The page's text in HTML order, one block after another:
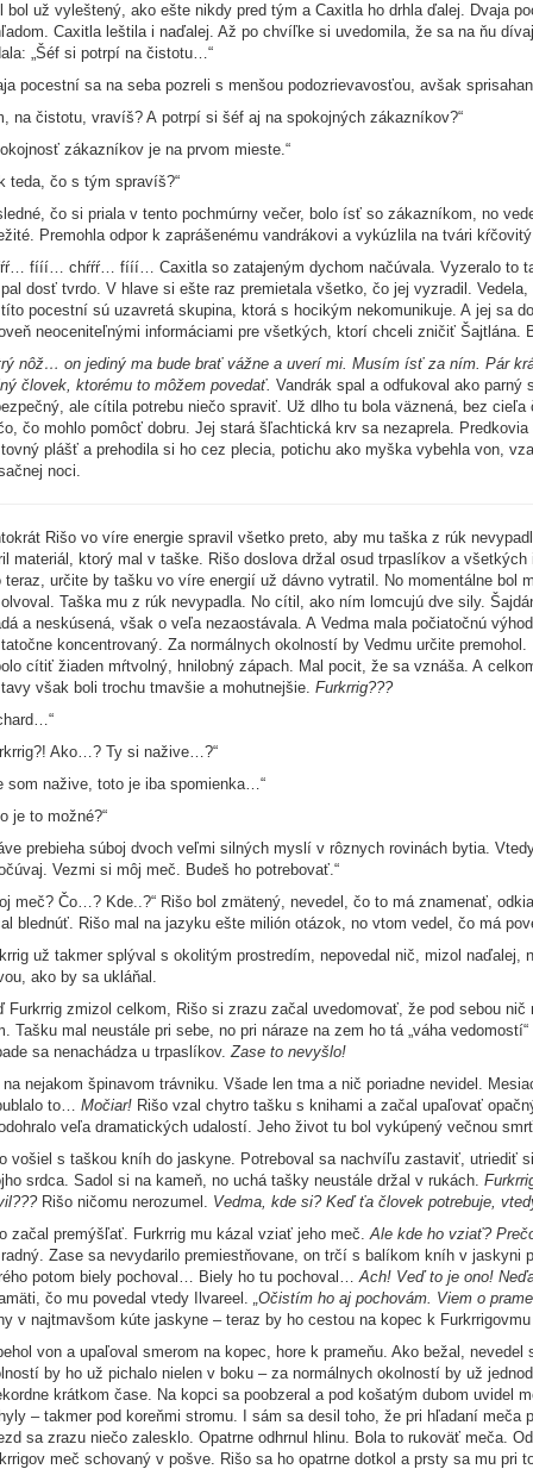
bol už vyleštený, ako ešte nikdy pred tým a Caxitla ho drhla ďalej. Dvaja
Caxitla leštila i naďalej. Až po chvíľke si uvedomila, že sa na ňu
„Šéf si potrpí na čistotu…“
pocestní sa na seba pozreli s menšou podozrievavosťou, avšak
na čistotu, vravíš? A potrpí si šéf aj na spokojných zákazníkov?“
zákazníkov je na prvom mieste.“
teda, čo s tým spravíš?“
čo si priala v tento pochmúrny večer, bolo ísť so zákazníkom, no
Premohla odpor k zaprášenému vandrákovi a vykúzlila na tvári
fííí… chŕŕŕ… fííí… Caxitla so zatajeným dychom načúvala. Vyzeralo to
dosť tvrdo. V hlave si ešte raz premietala všetko, čo jej vyzradil.
pocestní sú uzavretá skupina, ktorá s hocikým nekomunikuje. A jej sa
neoceniteľnými informáciami pre všetkých, ktorí chceli zničiť Šajtlána.
nôž… on jediný ma bude brať vážne a uverí mi. Musím ísť za ním. Pár
človek, ktorému to môžem povedať. Vandrák spal a odfukoval ako
ale cítila potrebu niečo spraviť. Už dlho tu bola väznená, bez
čo mohlo pomôcť dobru. Jej stará šľachtická krv sa nezaprela.
plášť a prehodila si ho cez plecia, potichu ako myška vybehla von,
noci.
Rišo vo víre energie spravil všetko preto, aby mu taška z rúk
materiál, ktorý mal v taške. Rišo doslova držal osud trpaslíkov a
teraz, určite by tašku vo víre energií už dávno vytratil. No momentálne
Taška mu z rúk nevypadla. No cítil, ako ním lomcujú dve sily.
a neskúsená, však o veľa nezaostávala. A Vedma mala počiatočnú
koncentrovaný. Za normálnych okolností by Vedmu určite
cítiť žiaden mŕtvolný, hnilobný zápach. Mal pocit, že sa vznáša. A
však boli trochu tmavšie a mohutnejšie. Furkrrig???
Ako…? Ty si nažive…?“
som nažive, toto je iba spomienka…“
je to možné?“
prebieha súboj dvoch veľmi silných myslí v rôznych rovinách bytia.
Vezmi si môj meč. Budeš ho potrebovať.“
meč? Čo…? Kde..?“ Rišo bol zmätený, nevedel, čo to má znamenať,
blednúť. Rišo mal na jazyku ešte milión otázok, no vtom vedel, čo má
už takmer splýval s okolitým prostredím, nepovedal nič, mizol
ako by sa ukláňal.
Furkrrig zmizol celkom, Rišo si zrazu začal uvedomovať, že pod sebou
Tašku mal neustále pri sebe, no pri náraze na zem ho tá „váha
sa nenachádza u trpaslíkov.Zase to nevyšlo!
na nejakom špinavom trávniku. Všade len tma a nič poriadne nevidel.
to… Močiar! Rišo vzal chytro tašku s knihami a začal upaľovať
veľa dramatických udalostí. Jeho život tu bol vykúpený večnou
vošiel s taškou kníh do jaskyne. Potreboval sa nachvíľu zastaviť, utriediť
srdca. Sadol si na kameň, no uchá tašky neustále držal v rukách.
Rišo ničomu nerozumel. Vedma, kde si? Keď ťa človek potrebuje,
začal premýšľať. Furkrrig mu kázal vziať jeho meč.Ale kde ho vziať?
Zase sa nevydarilo premiestňovane, on trčí s balíkom kníh v
potom biely pochoval… Biely ho tu pochoval…Ach! Veď to je ono!
čo mu povedal vtedy Ilvareel. „Očistím ho aj pochovám. Viem o
v najtmavšom kúte jaskyne – teraz by ho cestou na kopec k
von a upaľoval smerom na kopec, hore k prameňu. Ako bežal,
by ho už pichalo nielen v boku – za normálnych okolností by už
krátkom čase. Na kopci sa poobzeral a pod košatým dubom uvidel
– takmer pod koreňmi stromu. I sám sa desil toho, že pri hľadaní
sa zrazu niečo zalesklo. Opatrne odhrnul hlinu. Bola to rukoväť meča.
meč schovaný v pošve. Rišo sa ho opatrne dotkol a prsty sa mu pri